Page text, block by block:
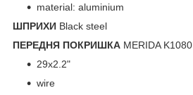
material: aluminium
ШПРИХИ Black steel
ПЕРЕДНЯ ПОКРИШКА MERIDA K1080
29x2.2"
wire